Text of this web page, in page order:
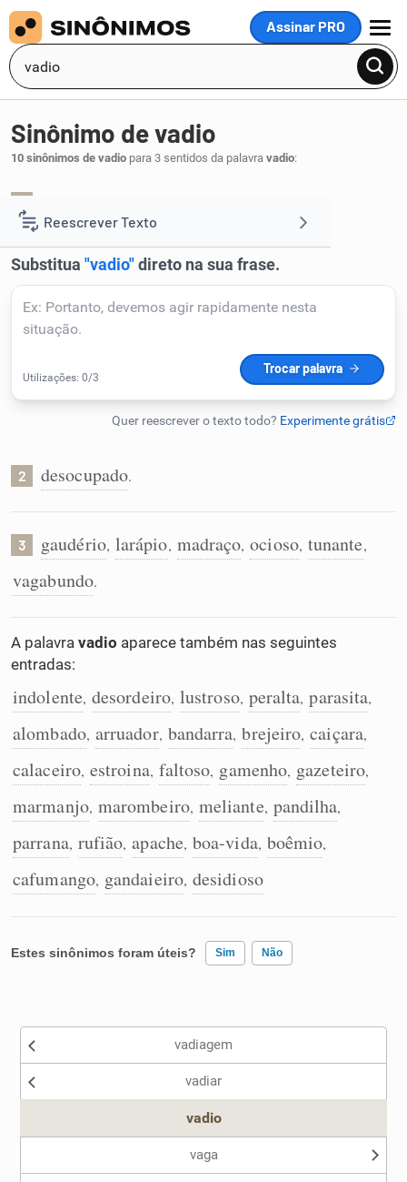
Assinar PRO
MENU
Reescrever Texto
Resumir Texto
Corrigir Texto
Detector de IA
Humanizador de IA
Conexões
Caça-palavras
Dicionário
Sinônimos
Sinônimo de vadio
10 sinônimos de vadio para 3 sentidos da palavra vadio:
2 desocupado.
3 gaudério, larápio, madraço, ocioso, tunante,
vagabundo.
A palavra vadio aparece também nas seguintes
entradas:
indolente, desordeiro, lustroso, peralta, parasita,
alombado, arruador, bandarra, brejeiro, caiçara,
calaceiro, estroina, faltoso, gamenho, gazeteiro,
marmanjo, marombeiro, meliante, pandilha,
parrana, rufião, apache, boa-vida, boêmio,
cafumango, gandaieiro, desidioso
Estes sinônimos foram úteis? Sim Não
Nenhum dos sinônimos apresentados me ajudou
vadiagem
vadiar
vadio
vaga